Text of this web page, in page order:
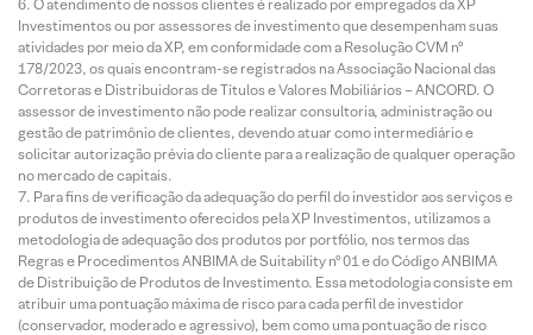
O atendimento de nossos clientes é realizado por empregados da XP
Investimentos ou por assessores de investimento que desempenham suas
atividades por meio da XP, em conformidade com a Resolução CVM nº
178/2023, os quais encontram-se registrados na Associação Nacional das
Corretoras e Distribuidoras de Títulos e Valores Mobiliários – ANCORD. O
assessor de investimento não pode realizar consultoria, administração ou
gestão de patrimônio de clientes, devendo atuar como intermediário e
solicitar autorização prévia do cliente para a realização de qualquer operação
no mercado de capitais.
Para fins de verificação da adequação do perfil do investidor aos serviços e
produtos de investimento oferecidos pela XP Investimentos, utilizamos a
metodologia de adequação dos produtos por portfólio, nos termos das
Regras e Procedimentos ANBIMA de Suitability nº 01 e do Código ANBIMA
de Distribuição de Produtos de Investimento. Essa metodologia consiste em
atribuir uma pontuação máxima de risco para cada perfil de investidor
(conservador, moderado e agressivo), bem como uma pontuação de risco